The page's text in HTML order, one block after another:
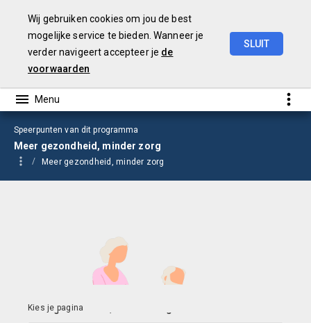
Wij gebruiken cookies om jou de best
mogelijke service te bieden. Wanneer je
verder navigeert accepteer je de
voorwaarden
SLUIT
Speerpunten van dit programma
Meer gezondheid, minder zorg
Meer gezondheid, minder zorg
Meer gezondheid, minder zorg